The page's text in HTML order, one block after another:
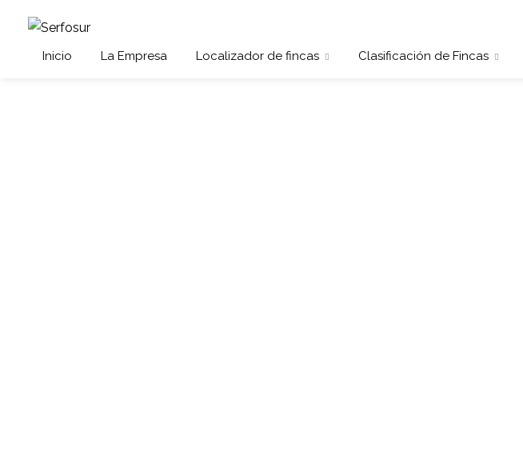
Inicio La Empresa Localizador de fincas Clasificación de Fincas